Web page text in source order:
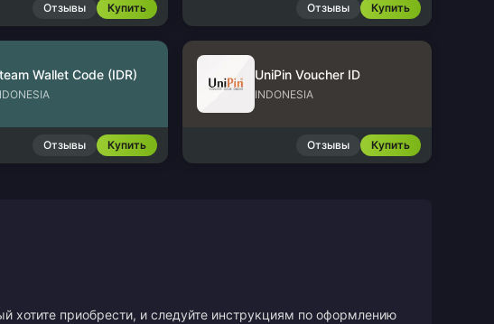
Отзывы Купить Отзывы Купить
Wallet Code (IDR)
Отзывы Купить
UniPin Voucher ID
INDONESIA
Отзывы Купить
хотите приобрести, и следуйте инструкциям по оформлению